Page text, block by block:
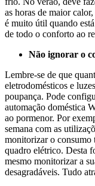
as horas de maior
é muito útil quando
de todo o conforto ao
Não ignorar o
Lembre-se de que
eletrodomésticos e
poupança. Pode
automação doméstica
ao pormenor. Por
semana com as
monitorizar o consumo
quadro elétrico. Desta
mesmo monitorizar a
desagradáveis. Tudo